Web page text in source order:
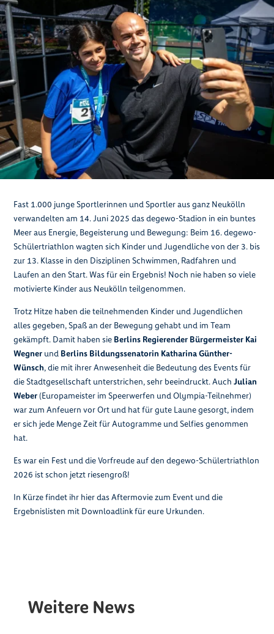
Fast 1.000 junge Sportlerinnen und Sportler aus ganz Neukölln
verwandelten am 14. Juni 2025 das degewo-Stadion in ein buntes
Meer aus Energie, Begeisterung und Bewegung: Beim 16. degewo-
Schülertriathlon wagten sich Kinder und Jugendliche von der 3. bis
zur 13. Klasse in den Disziplinen Schwimmen, Radfahren und
Laufen an den Start. Was für ein Ergebnis! Noch nie haben so viele
motivierte Kinder aus Neukölln teilgenommen.
Trotz Hitze haben die teilnehmenden Kinder und Jugendlichen
alles gegeben, Spaß an der Bewegung gehabt und im Team
gekämpft. Damit haben sie Berlins Regierender Bürgermeister Kai
Wegner und Berlins Bildungssenatorin Katharina Günther-
Wünsch, die mit ihrer Anwesenheit die Bedeutung des Events für
die Stadtgesellschaft unterstrichen, sehr beeindruckt. AuchJulian
Weber(Europameister im Speerwerfen und Olympia-Teilnehmer)
war zum Anfeuern vor Ort und hat für gute Laune gesorgt, indem
er sich jede Menge Zeit für Autogramme und Selfies genommen
hat.
Es war ein Fest und die Vorfreude auf den degewo-Schülertriathlon
2026 ist schon jetzt riesengroß!
In Kürze findet ihr hier das Aftermovie zum Event und die
Ergebnislisten mit Downloadlink für eure Urkunden.
Weitere News